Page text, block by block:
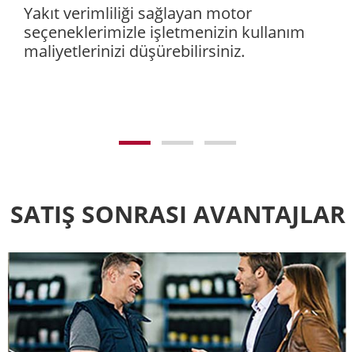
Yakıt verimliliği sağlayan motor
seçeneklerimizle işletmenizin kullanım
maliyetlerinizi düşürebilirsiniz.
SATIŞ SONRASI AVANTAJLAR